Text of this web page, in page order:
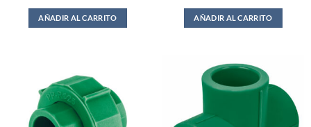
AÑADIR AL CARRITO AÑADIR AL CARRITO